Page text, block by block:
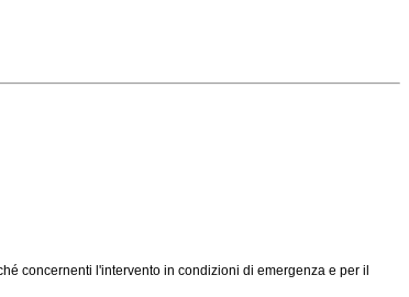
concernenti l'intervento in condizioni di emergenza e per il